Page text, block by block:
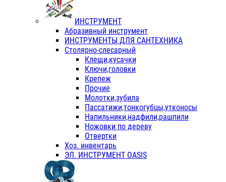
ИНСТРУМЕНТ
Абразивный инструмент
ИНСТРУМЕНТЫ ДЛЯ САНТЕХНИКА
Столярно-слесарный
Клещи,кусачки
Ключи,головки
Крепеж
Прочие
Молотки,зубила
Пассатижи,тонкогубцы,утконосы
Напильники,надфили,рашпили
Ножовки по дереву
Отвертки
Хоз. инвентарь
ЭЛ. ИНСТРУМЕНТ OASIS